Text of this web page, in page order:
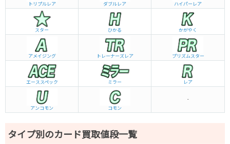
トリプルレア ダブルレア ハイパーレア
スター ひかる かがやく
アメイジング トレーナーズレア プリズムスター
エーススペック ミラー レア
アンコモン コモン
-
タイプ別のカード買取値段一覧